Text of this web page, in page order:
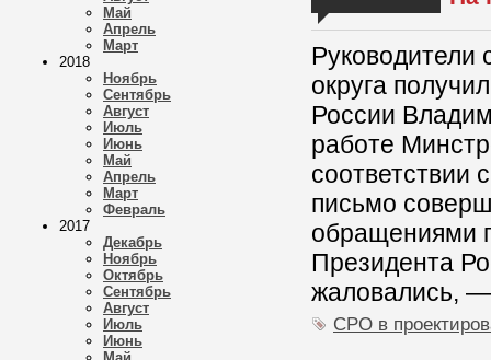
Май
Апрель
Март
2018
Ноябрь
Сентябрь
Август
Июль
Июнь
Май
Апрель
Март
Февраль
2017
Декабрь
Ноябрь
Октябрь
Сентябрь
Август
Июль
Июнь
Руководители
округа
России
работе
соответствии
письмо
обращениями
Президента
жаловались,
СРО в